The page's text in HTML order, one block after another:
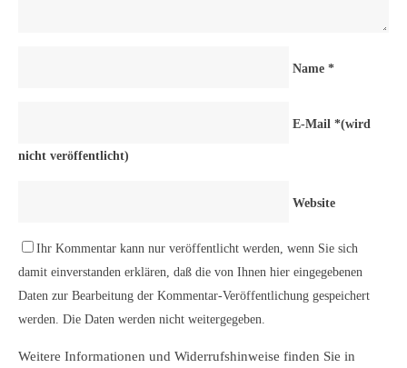
Name *
E-Mail *(wird
nicht veröffentlicht)
Website
Ihr Kommentar kann nur veröffentlicht werden, wenn Sie sich
damit einverstanden erklären, daß die von Ihnen hier eingegebenen
Daten zur Bearbeitung der Kommentar-Veröffentlichung gespeichert
werden. Die Daten werden nicht weitergegeben.
Weitere Informationen und Widerrufshinweise finden Sie in